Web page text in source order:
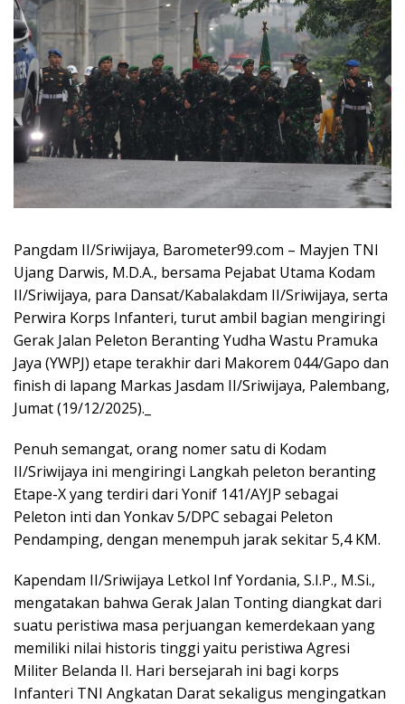
Pangdam II/Sriwijaya, Barometer99.com – Mayjen TNI
Ujang Darwis, M.D.A., bersama Pejabat Utama Kodam
II/Sriwijaya, para Dansat/Kabalakdam II/Sriwijaya, serta
Perwira Korps Infanteri, turut ambil bagian mengiringi
Gerak Jalan Peleton Beranting Yudha Wastu Pramuka
Jaya (YWPJ) etape terakhir dari Makorem 044/Gapo dan
finish di lapang Markas Jasdam II/Sriwijaya, Palembang,
Jumat (19/12/2025)._
Penuh semangat, orang nomer satu di Kodam
II/Sriwijaya ini mengiringi Langkah peleton beranting
Etape-X yang terdiri dari Yonif 141/AYJP sebagai
Peleton inti dan Yonkav 5/DPC sebagai Peleton
Pendamping, dengan menempuh jarak sekitar 5,4 KM.
Kapendam II/Sriwijaya Letkol Inf Yordania, S.I.P., M.Si.,
mengatakan bahwa Gerak Jalan Tonting diangkat dari
suatu peristiwa masa perjuangan kemerdekaan yang
memiliki nilai historis tinggi yaitu peristiwa Agresi
Militer Belanda II. Hari bersejarah ini bagi korps
Infanteri TNI Angkatan Darat sekaligus mengingatkan